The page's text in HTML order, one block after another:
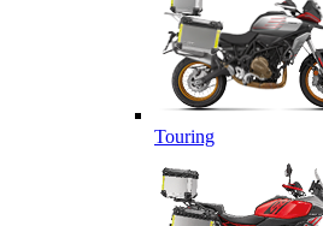
Touring